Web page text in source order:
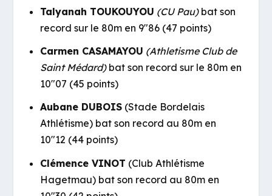
Talyanah TOUKOUYOU (CU Pau)bat son
record sur le 80m en 9″86 (47 points)
Carmen CASAMAYOU (Athletisme Club de
Saint Médard)bat son record sur le 80m en
10″07 (45 points)
Aubane DUBOIS(Stade Bordelais
Athlétisme) bat son record au 80m en
10″12 (44 points)
Clémence VINOT (Club Athlétisme
Hagetmau) bat son record au 80m en